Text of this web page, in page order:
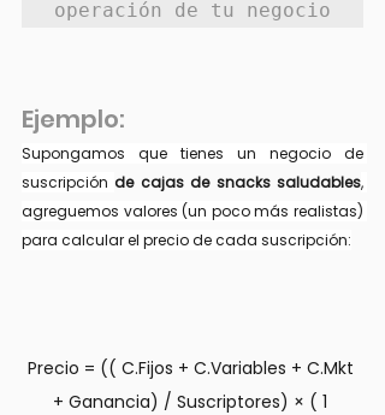
operación de tu negocio
Ejemplo:
Supongamos que tienes un negocio de
suscripción de cajas de snacks saludables,
agreguemos valores (un poco más realistas)
para calcular el precio de cada suscripción:
Precio = (( C.Fijos + C.Variables + C.Mkt
+ Ganancia) / Suscriptores) × ( 1